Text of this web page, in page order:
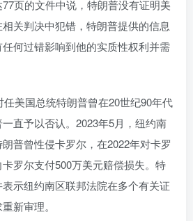
页的文件中说，特朗普没有证明美
关判决中犯错，特朗普提供的信息
何过错影响到他的实质性权利并需
美国总统特朗普曾在20世纪90年代
直予以否认。2023年5月，纽约南
普曾性侵卡罗尔，在2022年对卡罗
罗尔支付500万美元赔偿损失。特
示纽约南区联邦法院在多个有关证
新审理。